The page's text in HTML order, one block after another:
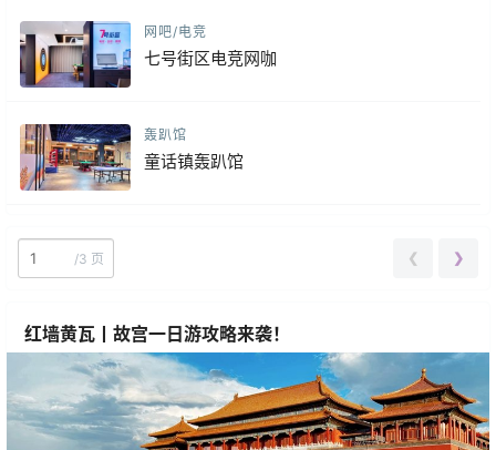
网吧/电竞
七号街区电竞网咖
轰趴馆
童话镇轰趴馆
/3 页 ❮ ❯
红墙黄瓦丨故宫一日游攻略来袭！